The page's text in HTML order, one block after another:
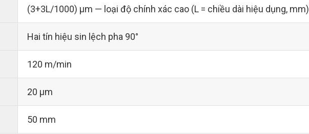
(3+3L/1000) µm — loại độ chính xác cao (L = chiều dài hiệu dụng, mm)
Hai tín hiệu sin lệch pha 90°
120 m/min
20 µm
50 mm